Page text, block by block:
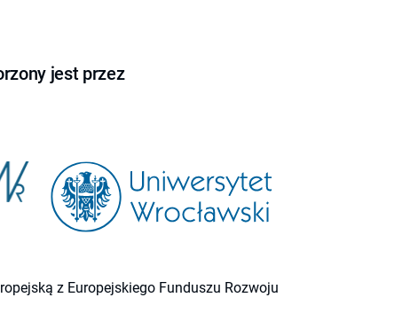
jest przez
z Europejskiego Funduszu Rozwoju